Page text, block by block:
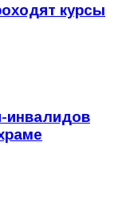
курсы
инвалидов